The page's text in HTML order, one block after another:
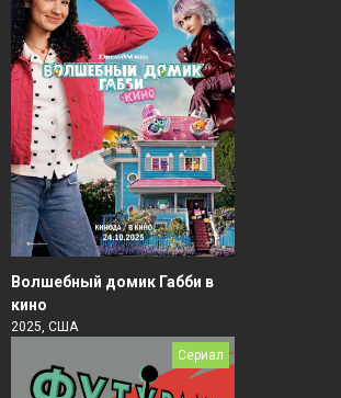
Волшебный домик Габби в
кино
2025, США
Сериал